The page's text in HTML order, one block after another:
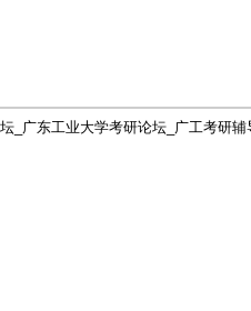
_广东工业大学考研论坛_广工考研